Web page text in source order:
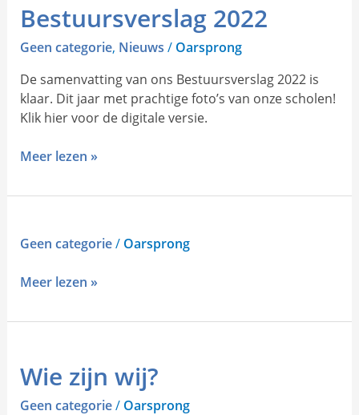
Bestuursverslag 2022
Geen categorie, Nieuws / Oarsprong
De samenvatting van ons Bestuursverslag 2022 is
klaar. Dit jaar met prachtige foto’s van onze scholen!
Klik hier voor de digitale versie.
2022
Meer lezen »
Geen categorie/ Oarsprong
Meer lezen »
Wie zijn wij?
Geen categorie/ Oarsprong
zijn
wij?